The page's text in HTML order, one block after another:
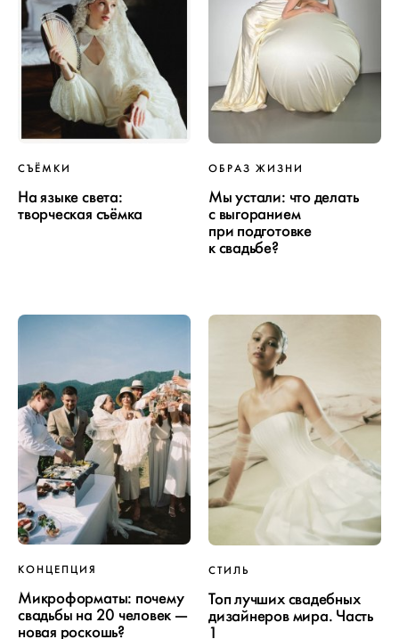
СЪЁМКИ
На языке света:
творческая съёмка
ОБРАЗ ЖИЗНИ
Мы устали: что делать
с выгоранием
при подготовке
к свадьбе?
КОНЦЕПЦИЯ
Микроформаты: почему
свадьбы на 20 человек —
новая роскошь?
СТИЛЬ
Топ лучших свадебных
дизайнеров мира. Часть
1